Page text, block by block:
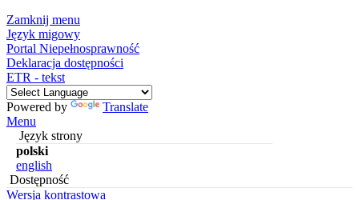
Zamknij menu
Język migowy
Portal Niepełnosprawność
Deklaracja dostępności
ETR - tekst
Powered by
Translate
Menu
Język strony
polski
english
Dostępność
Wersja kontrastowa